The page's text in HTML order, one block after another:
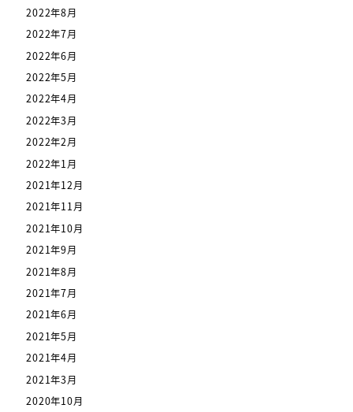
2022年8月
2022年7月
2022年6月
2022年5月
2022年4月
2022年3月
2022年2月
2022年1月
2021年12月
2021年11月
2021年10月
2021年9月
2021年8月
2021年7月
2021年6月
2021年5月
2021年4月
2021年3月
2020年10月